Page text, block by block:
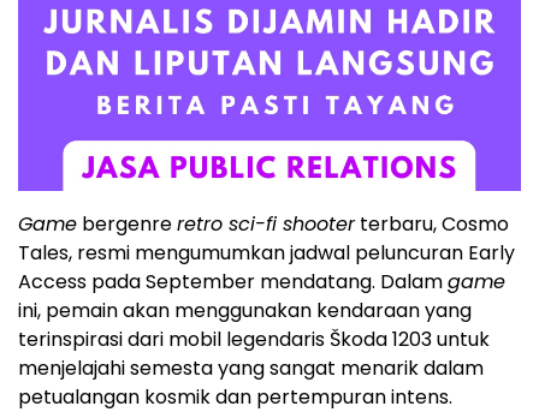
Game bergenreretro sci-fi shooterterbaru, Cosmo
Tales, resmi mengumumkan jadwal peluncuran Early
Access pada September mendatang. Dalamgame
ini, pemain akan menggunakan kendaraan yang
terinspirasi dari mobil legendaris Škoda 1203 untuk
menjelajahi semesta yang sangat menarik dalam
petualangan kosmik dan pertempuran intens.